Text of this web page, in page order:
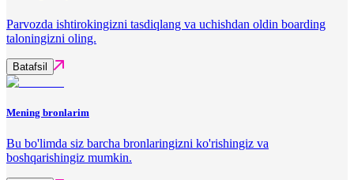
Parvozda ishtirokingizni tasdiqlang va uchishdan oldin boarding
taloningizni oling.
Batafsil
Mening bronlarim
Bu bo'limda siz barcha bronlaringizni ko'rishingiz va
boshqarishingiz mumkin.